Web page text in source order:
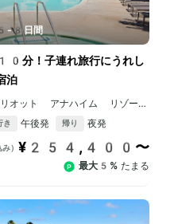
8日間
分！子連れ旅行にうれし
泊
オット アナハイム リゾート
き 午後発 帰り 夜発
） ¥254,400〜
最大5% たまる